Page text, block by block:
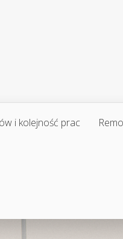
i kolejność prac